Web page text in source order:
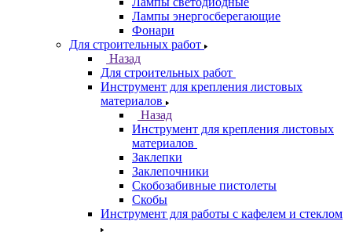
Лампы энергосберегающие
Фонари
Для строительных работ
Назад
Для строительных работ
Инструмент для крепления листовых
материалов
Назад
Инструмент для крепления листовых
материалов
Заклепки
Заклепочники
Скобозабивные пистолеты
Скобы
Инструмент для работы с кафелем и стеклом